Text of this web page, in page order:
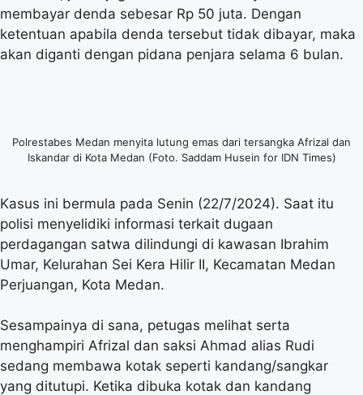
membayar denda sebesar Rp 50 juta. Dengan
ketentuan apabila denda tersebut tidak dibayar, maka
akan diganti dengan pidana penjara selama 6 bulan.
Polrestabes Medan menyita lutung emas dari tersangka Afrizal dan
Iskandar di Kota Medan (Foto. Saddam Husein for IDN Times)
Kasus ini bermula pada Senin (22/7/2024). Saat itu
polisi menyelidiki informasi terkait dugaan
perdagangan satwa dilindungi di kawasan Ibrahim
Umar, Kelurahan Sei Kera Hilir II, Kecamatan Medan
Perjuangan, Kota Medan.
Sesampainya di sana, petugas melihat serta
menghampiri Afrizal dan saksi Ahmad alias Rudi
sedang membawa kotak seperti kandang/sangkar
yang ditutupi. Ketika dibuka kotak dan kandang